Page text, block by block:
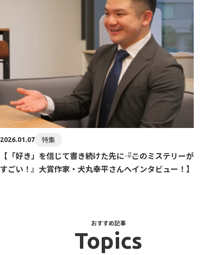
2026.01.07 特集
【「好き」を信じて書き続けた先に――『このミステリーが
すごい！』大賞作家・犬丸幸平さんへインタビュー！】
おすすめ記事
Topics